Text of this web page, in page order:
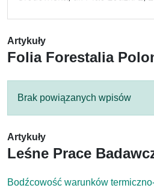
Artykuły
Folia Forestalia
Brak powiązanych wpisów
Artykuły
Leśne Prace
Bodźcowość warunków